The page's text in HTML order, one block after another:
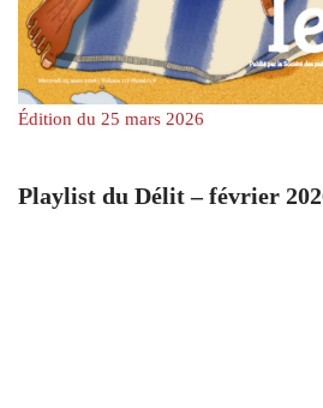
Édition du 25 mars 2026
Playlist du Délit – février